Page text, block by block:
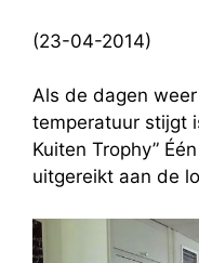
(23-04-2014)
Als de dagen
temperatuur stijgt
Kuiten Trophy”
uitgereikt aan de